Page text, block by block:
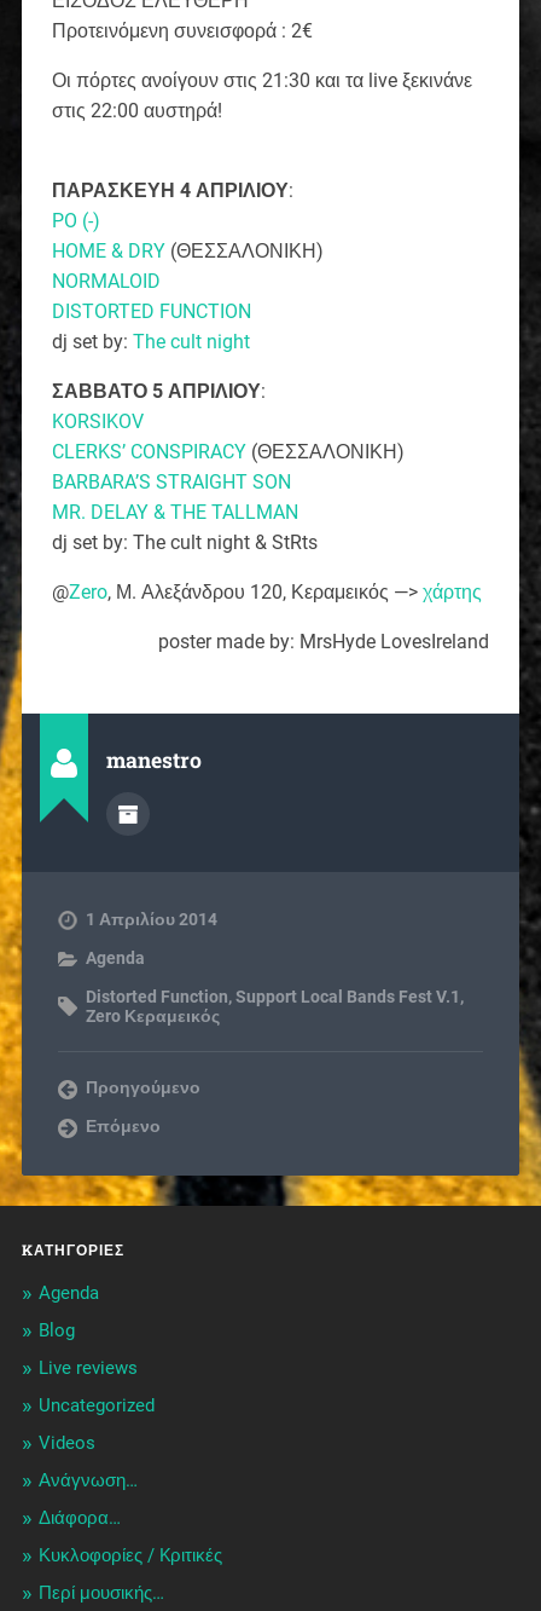
Προτεινόμενη συνεισφορά : 2€
Οι πόρτες ανοίγουν στις 21:30 και τα live ξεκινάνε
στις 22:00 αυστηρά!
ΠΑΡΑΣΚΕΥΗ 4 ΑΠΡΙΛΙΟΥ:
PO (-)
HOME & DRY(ΘΕΣΣΑΛΟΝΙΚΗ)
NORMALOID
DISTORTED FUNCTION
dj set by: The cult night
ΣΑΒΒΑΤΟ 5 ΑΠΡΙΛΙΟΥ:
KORSIKOV
CLERKS’ CONSPIRACY(ΘΕΣΣΑΛΟΝΙΚΗ)
BARBARA’S STRAIGHT SON
MR. DELAY & THE TALLMAN
dj set by: The cult night & StRts
@Zero, Μ. Αλεξάνδρου 120, Κεραμεικός —> χάρτης
poster made by: MrsHyde LovesIreland
manestro
1 Απριλίου 2014
Agenda
Distorted Function,Support Local Bands Fest V.1,
Zero Κεραμεικός
Προηγούμενο
Επόμενο
KΑΤΗΓΟΡΊΕΣ
Agenda
Blog
Live reviews
Uncategorized
Videos
Ανάγνωση…
Διάφορα…
Κυκλοφορίες / Kριτικές
Περί μουσικής…